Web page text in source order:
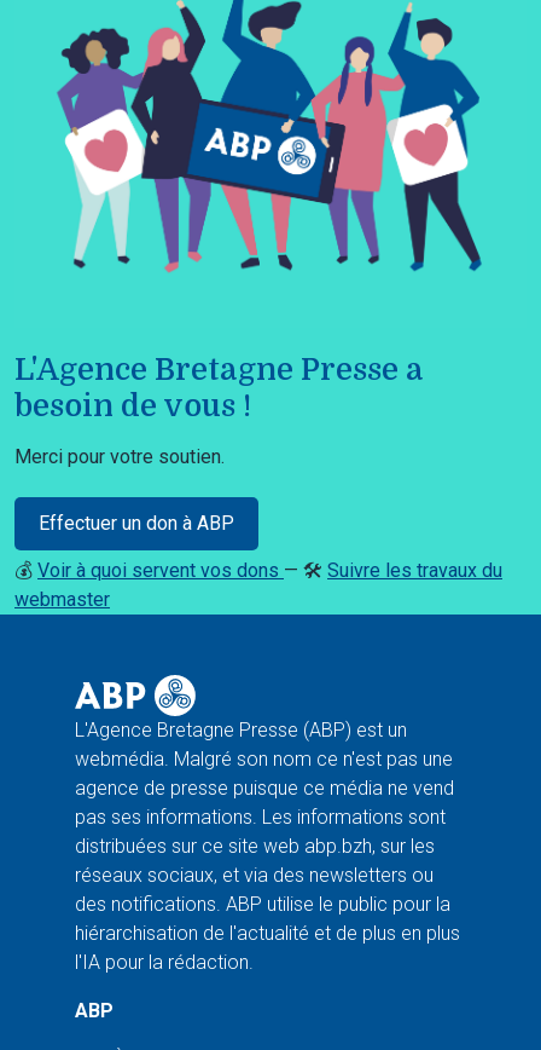
L'Agence Bretagne Presse a
besoin de vous !
Merci pour votre soutien.
Effectuer un don à ABP
💰 Voir à quoi servent vos dons — 🛠️ Suivre les travaux du
webmaster
L'Agence Bretagne Presse (ABP) est un
webmédia. Malgré son nom ce n'est pas une
agence de presse puisque ce média ne vend
pas ses informations. Les informations sont
distribuées sur ce site web abp.bzh, sur les
réseaux sociaux, et via des newsletters ou
des notifications. ABP utilise le public pour la
hiérarchisation de l'actualité et de plus en plus
l'IA pour la rédaction.
ABP